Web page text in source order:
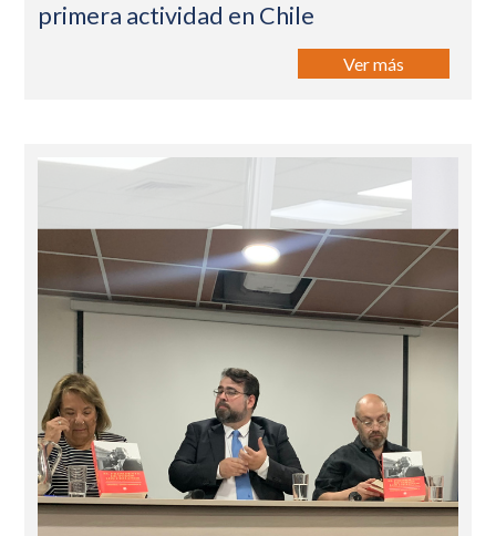
primera actividad en Chile
Ver más